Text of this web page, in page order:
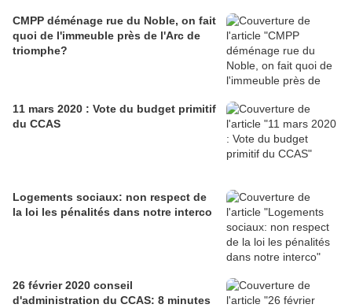
CMPP déménage rue du Noble, on fait
quoi de l'immeuble près de l'Arc de
triomphe?
11 mars 2020 : Vote du budget primitif
du CCAS
Logements sociaux: non respect de
la loi les pénalités dans notre interco
26 février 2020 conseil
d'administration du CCAS: 8 minutes